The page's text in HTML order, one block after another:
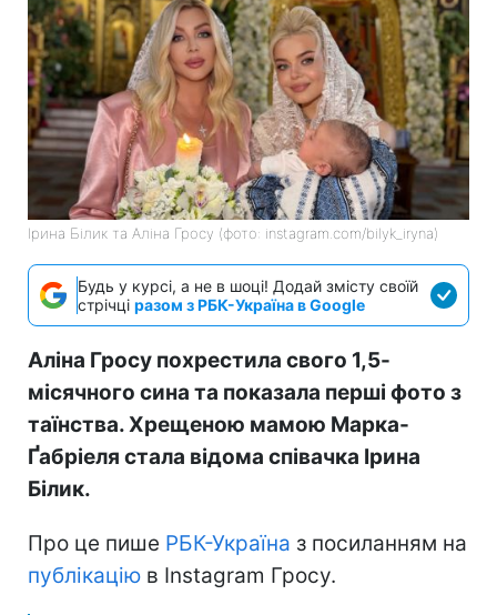
Ірина Білик та Аліна Гросу (фото: instagram.com/bilyk_iryna)
Будь у курсі, а не в шоці! Додай змісту своїй
стрічці разом з РБК-Україна в Google
Аліна Гросу похрестила свого 1,5-
місячного сина та показала перші фото з
таїнства. Хрещеною мамою Марка-
Ґабріеля стала відома співачка Ірина
Білик.
Про це пише РБК-Україна з посиланням на
публікацію в Instagram Гросу.